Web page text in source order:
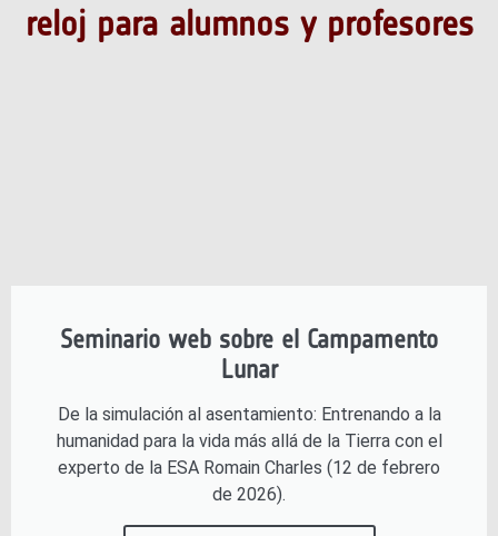
reloj para alumnos y profesores
Seminario web sobre el Campamento
Lunar
De la simulación al asentamiento: Entrenando a la
humanidad para la vida más allá de la Tierra con el
experto de la ESA Romain Charles (12 de febrero
de 2026).